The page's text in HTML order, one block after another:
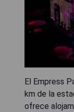
El Empress
km de la
ofrece